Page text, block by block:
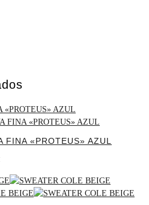
FINA «PROTEUS» AZUL